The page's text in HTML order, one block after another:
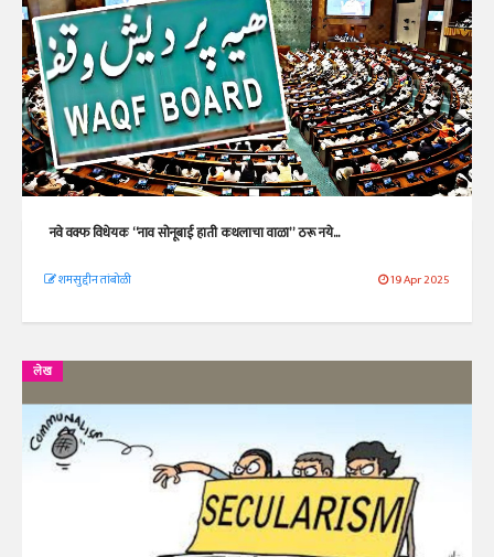
नवे वक्फ विधेयक “नाव सोनूबाई हाती कथलाचा वाळा” ठरू नये...
शमसुद्दीन तांबोळी 19 Apr 2025
लेख